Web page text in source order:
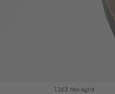
1163 Steckgriff